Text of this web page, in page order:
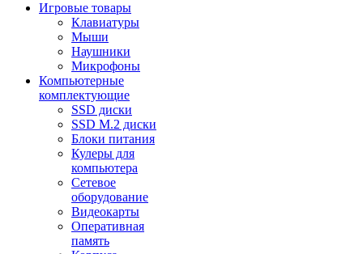
Игровые товары
Клавиатуры
Мыши
Наушники
Микрофоны
Компьютерные
комплектующие
SSD диски
SSD M.2 диски
Блоки питания
Кулеры для
компьютера
Сетевое
оборудование
Видеокарты
Оперативная
память